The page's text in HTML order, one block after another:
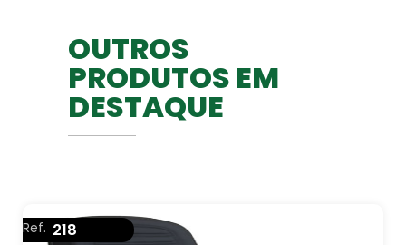
OUTROS
PRODUTOS EM
DESTAQUE
Ref. 218